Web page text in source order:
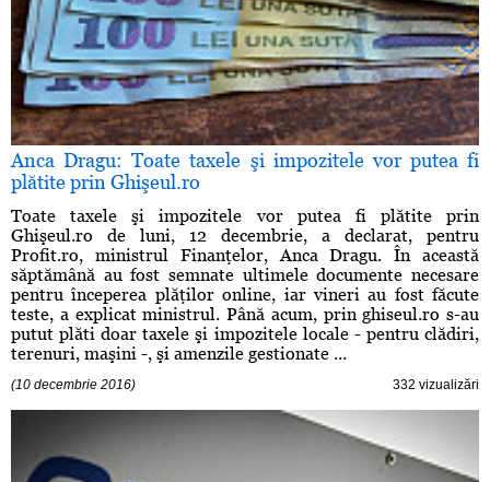
Anca Dragu: Toate taxele şi impozitele vor putea fi
plătite prin Ghişeul.ro
Toate taxele şi impozitele vor putea fi plătite prin
Ghişeul.ro de luni, 12 decembrie, a declarat, pentru
Profit.ro, ministrul Finanţelor, Anca Dragu. În această
săptămână au fost semnate ultimele documente necesare
pentru începerea plăţilor online, iar vineri au fost făcute
teste, a explicat ministrul. Până acum, prin ghiseul.ro s-au
putut plăti doar taxele şi impozitele locale - pentru clădiri,
terenuri, maşini -, şi amenzile gestionate ...
(10 decembrie 2016) 332 vizualizări